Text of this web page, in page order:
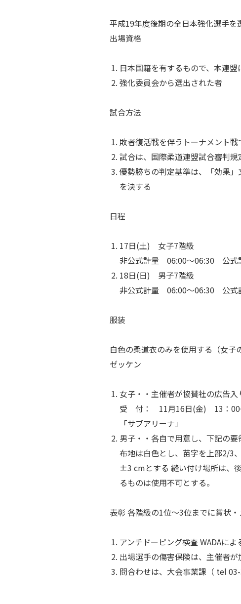
平成19年度後期の全日本強化選手
出場資格
日本国籍を有するもので、本連
強化委員会から選出された者
試合方法
敗者復活戦を伴うトーナメント戦
試合は、国際柔道連盟試合審判規
優勢勝ちの判定基準は、「効果
を決する
日程
17日(土) 女子7階級
非公式計量 06:00～06:30 公
18日(日) 男子7階級
非公式計量 06:00～06:30 公
服装
白色の柔道衣のみを使用する（女子
ゼッケン
女子・・主催者が協賛社の広告
受 付： 11月16日(金) 13：00
「サブアリーナ」
男子・・各自で用意し、下記の要
布地は白色とし、苗字を上部2/3
±3 cmとする 縫い付け場所は、
るものは使用不可とする。
表彰 各階級の1位～3位までに賞状
アンチドーピング検査 WADAに
出場選手の傷害保険は、主催者
問合わせは、大会事業課（ tel